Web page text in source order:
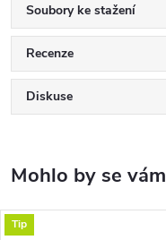
Soubory ke stažení
Recenze
Diskuse
Tip